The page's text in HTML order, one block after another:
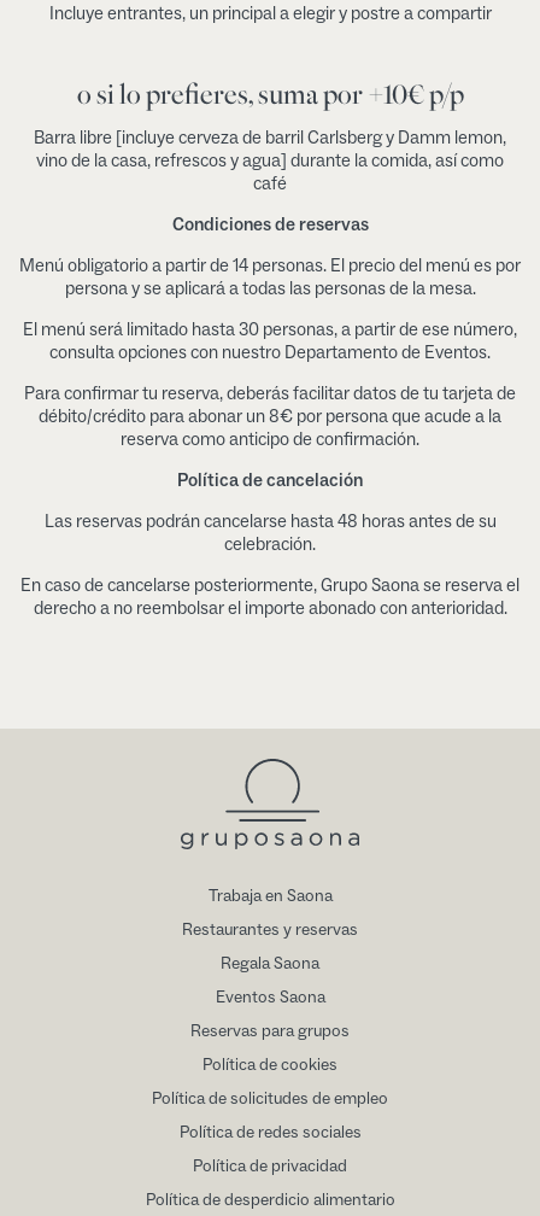
Incluye entrantes, un principal a elegir y postre a compartir
o si lo prefieres, suma por +10€ p/p
Barra libre [incluye cerveza de barril Carlsberg y Damm lemon,
vino de la casa, refrescos y agua] durante la comida, así como
café
Condiciones de reservas
Menú obligatorio a partir de 14 personas. El precio del menú es por
persona y se aplicará a todas las personas de la mesa.
El menú será limitado hasta 30 personas, a partir de ese número,
consulta opciones con nuestro Departamento de Eventos.
Para confirmar tu reserva, deberás facilitar datos de tu tarjeta de
débito/crédito para abonar un 8€ por persona que acude a la
reserva como anticipo de confirmación.
Política de cancelación
Las reservas podrán cancelarse hasta 48 horas antes de su
celebración.
En caso de cancelarse posteriormente, Grupo Saona se reserva el
derecho a no reembolsar el importe abonado con anterioridad.
Trabaja en Saona
Restaurantes y reservas
Regala Saona
Eventos Saona
Reservas para grupos
Política de cookies
Política de solicitudes de empleo
Política de redes sociales
Política de privacidad
Política de desperdicio alimentario